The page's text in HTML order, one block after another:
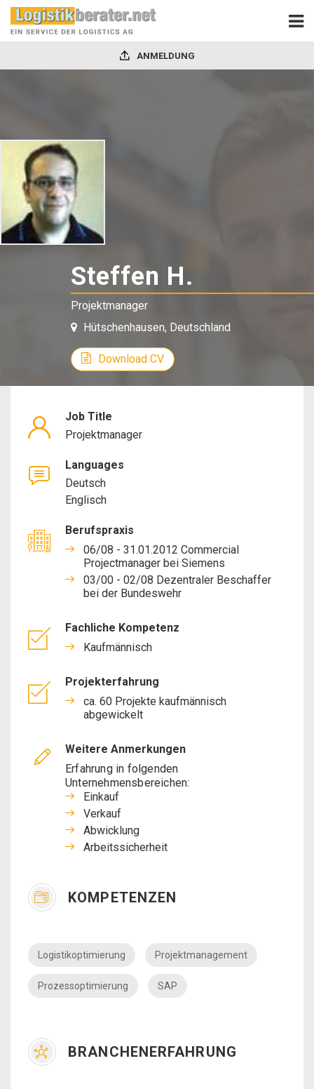
ANMELDUNG
Steffen H.
Projektmanager
Hütschenhausen, Deutschland
Download CV
Job Title
Projektmanager
Languages
Deutsch
Englisch
Berufspraxis
06/08 - 31.01.2012 Commercial
Projectmanager bei Siemens
03/00 - 02/08 Dezentraler Beschaffer
bei der Bundeswehr
Fachliche Kompetenz
Kaufmännisch
Projekterfahrung
ca. 60 Projekte kaufmännisch
abgewickelt
Weitere Anmerkungen
Erfahrung in folgenden
Unternehmensbereichen:
Einkauf
Verkauf
Abwicklung
Arbeitssicherheit
KOMPETENZEN
Logistikoptimierung Projektmanagement
Prozessoptimierung SAP
BRANCHENERFAHRUNG